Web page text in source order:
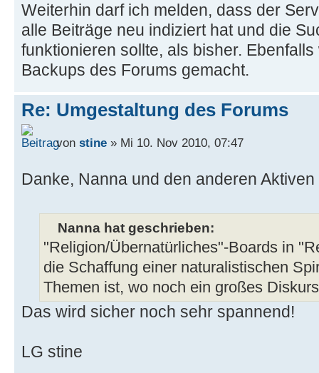
Weiterhin darf ich melden, dass der
alle Beiträge neu indiziert hat und die
funktionieren sollte, als bisher.
Backups des Forums gemacht.
Re: Umgestaltung des Forums
von stine » Mi 10. Nov 2010, 07:47
Danke, Nanna und den anderen Aktiven
Nanna hat geschrieben:
"Religion/Übernatürliches"-Boards in
die Schaffung einer naturalistischen
Themen ist, wo noch ein großes
Das wird sicher noch sehr spannend!
LG stine